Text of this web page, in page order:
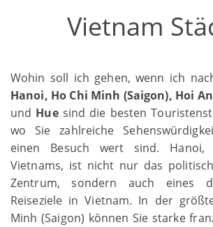
Vietnam
Wohin soll ich gehen, wenn ich
Hanoi, Ho Chi Minh (Saigon), Hoi
und Huesind die besten
wo Sie zahlreiche
einen Besuch wert sind. Hanoi,
Vietnams, ist nicht nur das
Zentrum, sondern auch eines
Reiseziele in Vietnam. In der
Minh (Saigon) können Sie starke